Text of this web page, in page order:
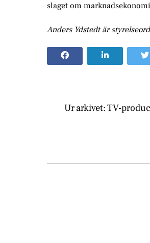
slaget om
Anders Ydstedt är
Ur arkivet: TV-